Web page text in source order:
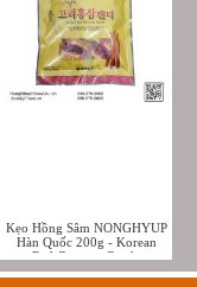
Kẹo Hồng Sâm NONGHYUP
Hàn Quốc 200g - Korean
Red Ginseng Candy